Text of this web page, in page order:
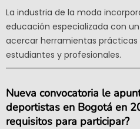
La industria de la moda
educación especializada con
acercar herramientas prácticas
estudiantes y profesionales.
Nueva convocatoria le
deportistas en Bogotá en
requisitos para participar?